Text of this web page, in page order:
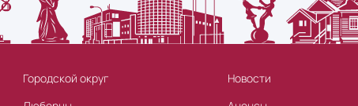
Городской округ
Новости